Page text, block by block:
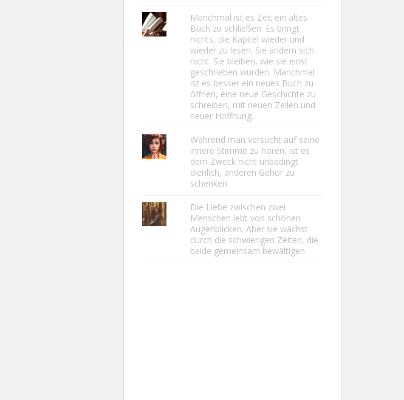
Manchmal ist es Zeit ein altes
Buch zu schließen. Es bringt
nichts, die Kapitel wieder und
wieder zu lesen. Sie ändern sich
nicht. Sie bleiben, wie sie einst
geschrieben wurden. Manchmal
ist es besser ein neues Buch zu
öffnen, eine neue Geschichte zu
schreiben, mit neuen Zeilen und
neuer Hoffnung.
Während man versucht auf seine
innere Stimme zu hören, ist es
dem Zweck nicht unbedingt
dienlich, anderen Gehör zu
schenken.
Die Liebe zwischen zwei
Menschen lebt von schönen
Augenblicken. Aber sie wächst
durch die schwierigen Zeiten, die
beide gemeinsam bewältigen.